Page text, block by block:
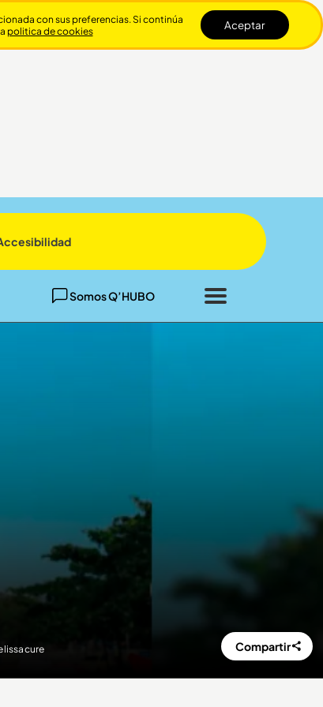
Somos Q’HUBO
Cerrar
Compartir
con sus preferencias. Si continúa
politica de cookies Aceptar